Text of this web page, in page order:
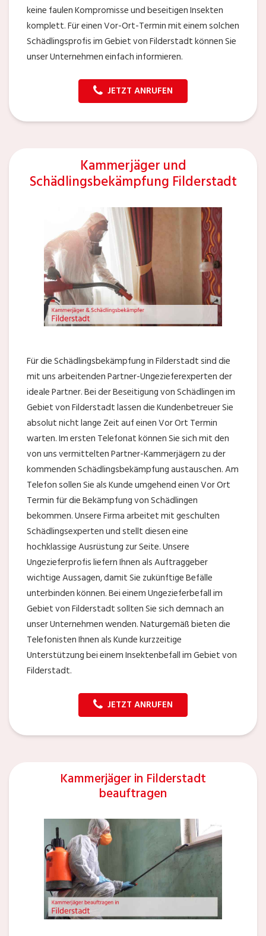
keine faulen Kompromisse und beseitigen Insekten
komplett. Für einen Vor-Ort-Termin mit einem solchen
Schädlingsprofis im Gebiet von Filderstadt können Sie
unser Unternehmen einfach informieren.
JETZT ANRUFEN
Kammerjäger und
Schädlingsbekämpfung Filderstadt
Für die Schädlingsbekämpfung in Filderstadt sind die
mit uns arbeitenden Partner-Ungezieferexperten der
ideale Partner. Bei der Beseitigung von Schädlingen im
Gebiet von Filderstadt lassen die Kundenbetreuer Sie
absolut nicht lange Zeit auf einen Vor Ort Termin
warten. Im ersten Telefonat können Sie sich mit den
von uns vermittelten Partner-Kammerjägern zu der
kommenden Schädlingsbekämpfung austauschen. Am
Telefon sollen Sie als Kunde umgehend einen Vor Ort
Termin für die Bekämpfung von Schädlingen
bekommen. Unsere Firma arbeitet mit geschulten
Schädlingsexperten und stellt diesen eine
hochklassige Ausrüstung zur Seite. Unsere
Ungezieferprofis liefern Ihnen als Auftraggeber
wichtige Aussagen, damit Sie zukünftige Befälle
unterbinden können. Bei einem Ungezieferbefall im
Gebiet von Filderstadt sollten Sie sich demnach an
unser Unternehmen wenden. Naturgemäß bieten die
Telefonisten Ihnen als Kunde kurzzeitige
Unterstützung bei einem Insektenbefall im Gebiet von
Filderstadt.
JETZT ANRUFEN
Kammerjäger in Filderstadt
beauftragen